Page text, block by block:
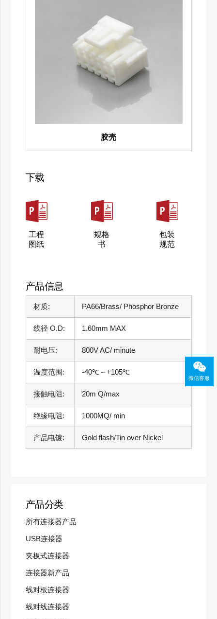
胶壳
下载
工程
图纸
规格
书
包装
规范
产品信息
材质: PA66/Brass/ Phosphor Bronze
线径 O.D: 1.60mm MAX
耐电压: 800V AC/ minute
温度范围: -40℃～+105℃
接触电阻: 20m Q/max
绝缘电阻: 1000MQ/ min
产品电镀: Gold flash/Tin over Nickel
产品分类
所有连接器产品
USB连接器
夹板式连接器
连接器新产品
线对板连接器
线对线连接器
微信客服